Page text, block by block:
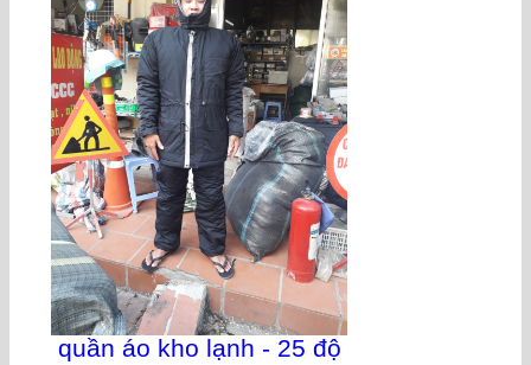
quần áo kho lạnh - 25 độ